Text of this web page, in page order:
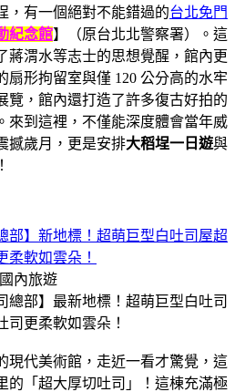
，有一個絕對不能錯過的台北免門
紀念館】（原台北北警察署）。這
蔣渭水等志士的思想覺醒，館內更
扇形拘留室與僅 120 公分高的水牢
覽，館內還打造了許多復古好拍的
來到這裡，不僅能深度體會當年威
撼歲月，更是安排大稻埕一日遊與
部】新地標！超萌巨型白吐司屋超
柔軟如雲朵！
國內旅遊
現代美術館，走近一看才驚覺，這
的「超大厚切吐司」！這棟充滿極